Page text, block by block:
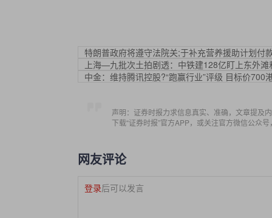
特朗普政府将遵守法院关;于补充营养援助计划付
上海—九批次土拍剧透：中铁建128亿盯上东外滩
中金：维持腾讯控股?“跑赢行业”评级 目标价700
声明：证券时报力求信息真实、准确，文章提及
下载“证券时报”官方APP，或关注官方微信公众
网友评论
登录后可以发言